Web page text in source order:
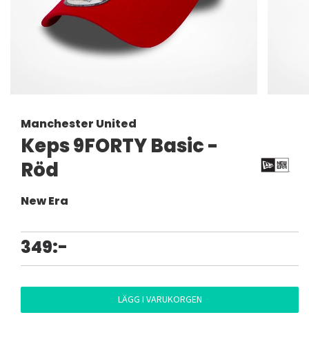
Manchester United
Keps 9FORTY Basic -
Röd
New Era
349:-
LÄGG I VARUKORGEN